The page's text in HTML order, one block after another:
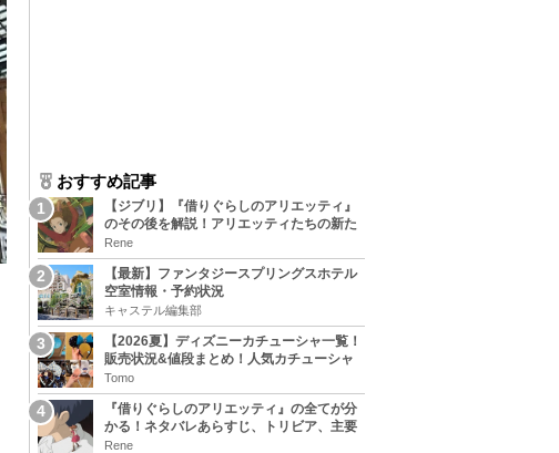
おすすめ記事
【ジブリ】『借りぐらしのアリエッティ』
のその後を解説！アリエッティたちの新た
な住処は？翔の病気は治る？
Rene
【最新】ファンタジースプリングスホテル
空室情報・予約状況
キャステル編集部
【2026夏】ディズニーカチューシャ一覧！
販売状況&値段まとめ！人気カチューシャ
をチェック
Tomo
『借りぐらしのアリエッティ』の全てが分
かる！ネタバレあらすじ、トリビア、主要
キャラまとめ！
Rene